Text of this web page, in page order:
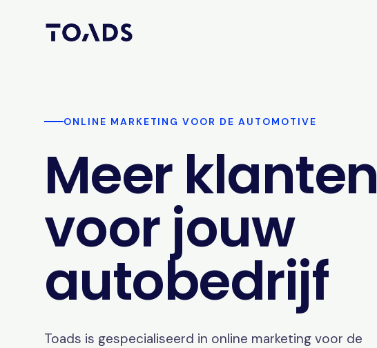
ONLINE MARKETING VOOR DE AUTOMOTIVE
Meer klanten
voor jouw
autobedrijf
Toads is gespecialiseerd in online marketing voor de